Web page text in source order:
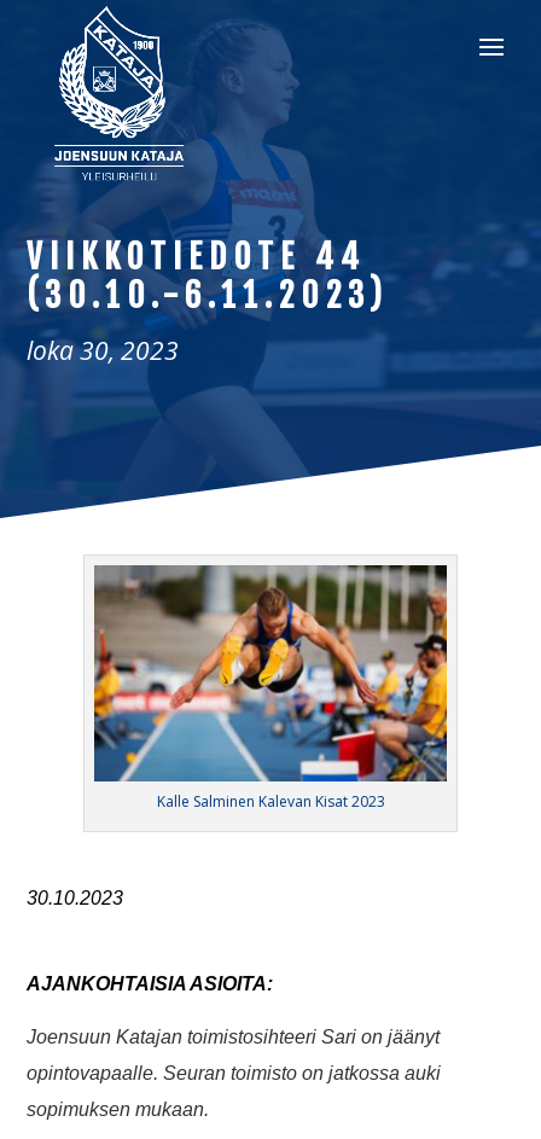
VIIKKOTIEDOTE 44
(30.10.-6.11.2023)
loka 30, 2023
Kalle Salminen Kalevan Kisat 2023
30.10.2023
AJANKOHTAISIA ASIOITA:
Joensuun Katajan toimistosihteeri Sari on jäänyt
opintovapaalle. Seuran toimisto on jatkossa auki
sopimuksen mukaan.